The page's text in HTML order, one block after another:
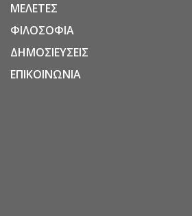
ΜΕΛΕΤΕΣ
ΦΙΛΟΣΟΦΙΑ
ΔΗΜΟΣΙΕΥΣΕΙΣ
ΕΠΙΚΟΙΝΩΝΙΑ